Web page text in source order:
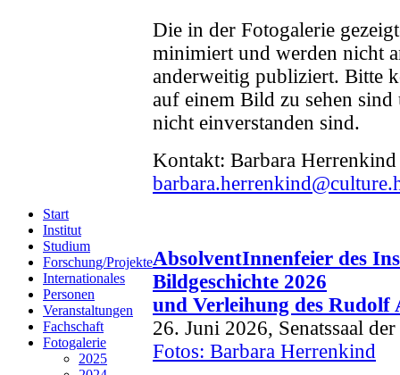
Start
Institut
Studium
Forschung/Projekte
Internationales
Personen
Veranstaltungen
Fachschaft
Fotogalerie
2025
Die in der Fotogalerie
minimiert und werden nicht
anderweitig publiziert. Bitte
auf einem Bild zu sehen
nicht einverstanden sind.
Kontakt: Barbara Herrenkind
AbsolventInnenfeier des
Bildgeschichte 2026
und Verleihung des Rudolf
26. Juni 2026, Senatssaal
Fotos: Barbara Herrenkind